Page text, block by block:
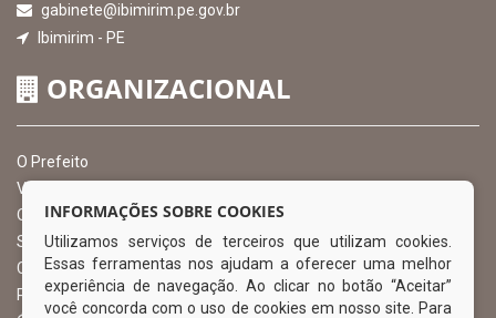
gabinete@ibimirim.pe.gov.br
Ibimirim - PE
ORGANIZACIONAL
O Prefeito
Vice Prefeito
Ouvidoria Municipal
Serviço de Informação ao Cidadão – SIC
Chefe de Gabinete
Procuradoria Geral
INFORMAÇÕES SOBRE COOKIES
Utilizamos serviços de terceiros que utilizam cookies.
Essas ferramentas nos ajudam a oferecer uma melhor
experiência de navegação. Ao clicar no botão “Aceitar”
você concorda com o uso de cookies em nosso site. Para